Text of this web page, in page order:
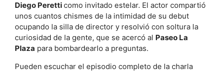
Diego Peretticomo invitado estelar. El actor compartió
unos cuantos chismes de la intimidad de su debut
ocupando la silla de director y resolvió con soltura la
curiosidad de la gente, que se acercó al Paseo La
Plaza para bombardearlo a preguntas.
Pueden escuchar el episodio completo de la charla